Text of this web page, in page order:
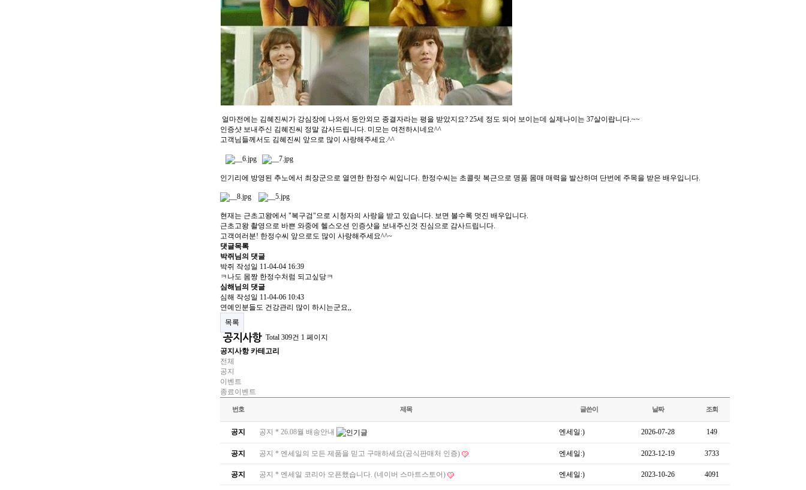
얼마전에는 김혜진씨가 강심장에 나와서 동안외모 종결자라는 평을 받았지요? 25세 정도 되어 보이는데 실제나이는 37살이랍니다.~~
인증샷 보내주신 김혜진씨 정말 감사드립니다. 미모는 여전하시네요^^
고객님들께서도 김혜진씨 앞으로 많이 사랑해주세요.^^
인기리에 방영된 추노에서 최장군으로 열연한 한정수 씨입니다. 한정수씨는 초콜릿 복근으로 명품 몸매 매력을 발산하며 단번에 주목을 받은 배우입니다.
현재는 근초고왕에서 "복구검"으로 시청자의 사랑을 받고 있습니다. 보면 볼수록 멋진 배우입니다.
근초고왕 촬영으로 바쁜 와중에 헬스오션 인증샷을 보내주신것 진심으로 감사드립니다.
고객여러분! 한정수씨 앞으로도 많이 사랑해주세요^^~
댓글목록
박쥐님의 댓글
박쥐 작성일 11-04-04 16:39
ㅋ나도 몸짱 한정수처럼 되고싶당ㅋ
심해님의 댓글
심해 작성일 11-04-06 10:43
연예인분들도 건강관리 많이 하시는군요,,
목록
공지사항 Total 309건 1 페이지
공지사항 카테고리
전체
공지
이벤트
종료이벤트
번호 제목 글쓴이 날짜 조회
공지 공지 * 26.08월 배송안내 엔세일:) 2026-07-28 149
공지 공지 * 엔세일의 모든 제품을 믿고 구매하세요(공식판매처 인증) 엔세일:) 2023-12-19 3733
공지 공지 * 엔세일 코리아 오픈했습니다. (네이버 스마트스토어) 엔세일:) 2023-10-26 4091